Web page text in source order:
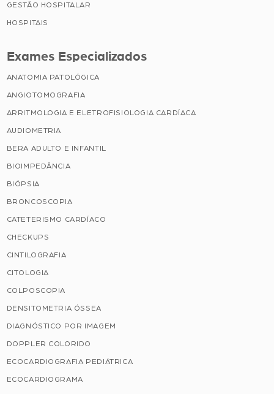
GESTÃO HOSPITALAR
HOSPITAIS
Exames Especializados
ANATOMIA PATOLÓGICA
ANGIOTOMOGRAFIA
ARRITMOLOGIA E ELETROFISIOLOGIA CARDÍACA
AUDIOMETRIA
BERA ADULTO E INFANTIL
BIOIMPEDÂNCIA
BIÓPSIA
BRONCOSCOPIA
CATETERISMO CARDÍACO
CHECKUPS
CINTILOGRAFIA
CITOLOGIA
COLPOSCOPIA
DENSITOMETRIA ÓSSEA
DIAGNÓSTICO POR IMAGEM
DOPPLER COLORIDO
ECOCARDIOGRAFIA PEDIÁTRICA
ECOCARDIOGRAMA